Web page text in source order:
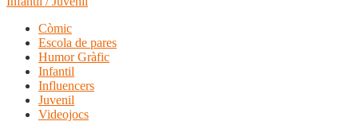
Còmic
Escola de pares
Humor Gràfic
Infantil
Influencers
Juvenil
Videojocs